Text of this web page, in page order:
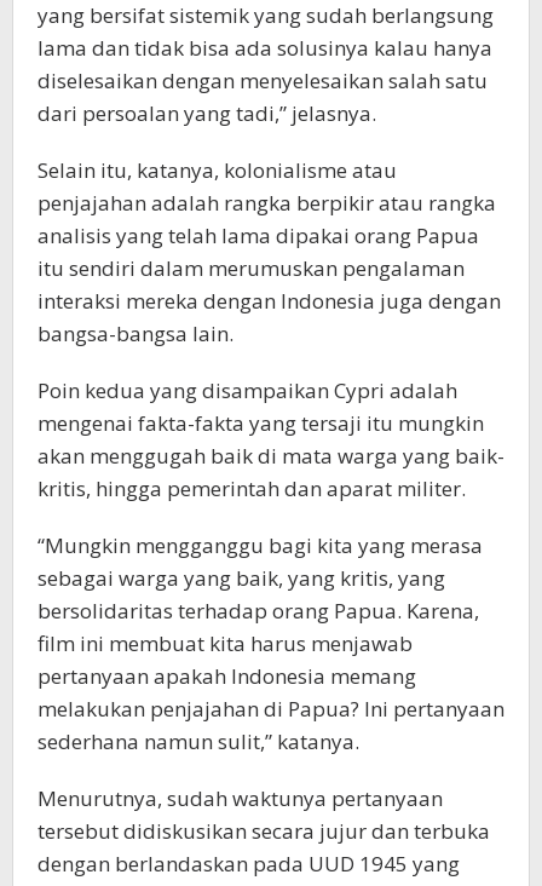
yang bersifat sistemik yang sudah berlangsung
lama dan tidak bisa ada solusinya kalau hanya
diselesaikan dengan menyelesaikan salah satu
dari persoalan yang tadi,” jelasnya.
Selain itu, katanya, kolonialisme atau
penjajahan adalah rangka berpikir atau rangka
analisis yang telah lama dipakai orang Papua
itu sendiri dalam merumuskan pengalaman
interaksi mereka dengan Indonesia juga dengan
bangsa-bangsa lain.
Poin kedua yang disampaikan Cypri adalah
mengenai fakta-fakta yang tersaji itu mungkin
akan menggugah baik di mata warga yang baik-
kritis, hingga pemerintah dan aparat militer.
“Mungkin mengganggu bagi kita yang merasa
sebagai warga yang baik, yang kritis, yang
bersolidaritas terhadap orang Papua. Karena,
film ini membuat kita harus menjawab
pertanyaan apakah Indonesia memang
melakukan penjajahan di Papua? Ini pertanyaan
sederhana namun sulit,” katanya.
Menurutnya, sudah waktunya pertanyaan
tersebut didiskusikan secara jujur dan terbuka
dengan berlandaskan pada UUD 1945 yang